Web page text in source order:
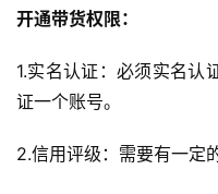
开通带货权限：
1.实名认证：必须实名认
证一个账号。
2.信用评级：需要有一定